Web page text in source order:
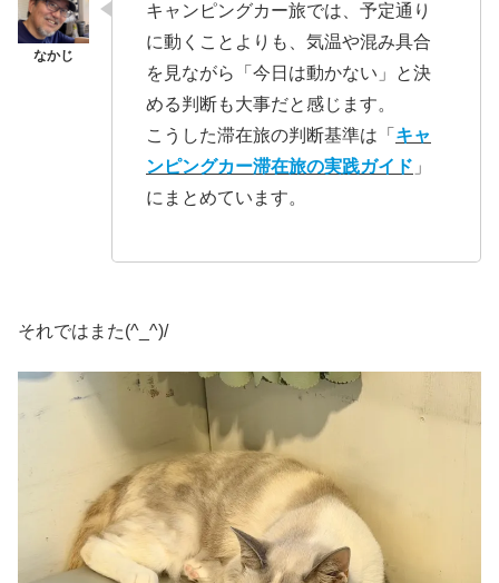
キャンピングカー旅では、予定通り
に動くことよりも、気温や混み具合
を見ながら「今日は動かない」と決
める判断も大事だと感じます。
こうした滞在旅の判断基準は「 キャ
ンピングカー滞在旅の実践ガイド 」
にまとめています。
それではまた(^_^)/